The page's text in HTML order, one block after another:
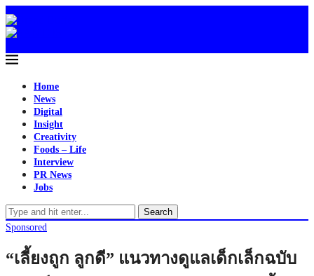
Home
News
Digital
Insight
Creativity
Foods – Life
Interview
PR News
Jobs
Search
Sponsored
“เลี้ยงถูก ลูกดี” แนวทางดูแลเด็กเล็กฉบับ